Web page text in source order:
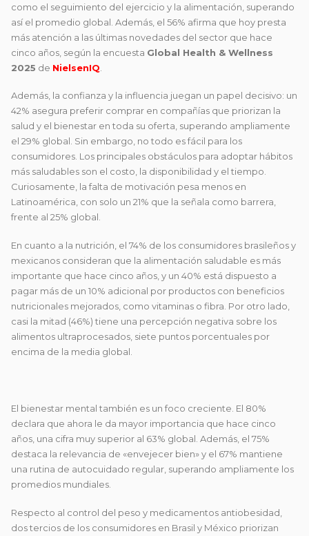
como el seguimiento del ejercicio y la alimentación, superando
así el promedio global. Además, el 56% afirma que hoy presta
más atención a las últimas novedades del sector que hace
cinco años, según la encuesta Global Health & Wellness
2025 de NielsenIQ
Además, la confianza y la influencia juegan un papel decisivo: un
42% asegura preferir comprar en compañías que priorizan la
salud y el bienestar en toda su oferta, superando ampliamente
el 29% global. Sin embargo, no todo es fácil para los
consumidores. Los principales obstáculos para adoptar hábitos
más saludables son el costo, la disponibilidad y el tiempo.
Curiosamente, la falta de motivación pesa menos en
Latinoamérica, con solo un 21% que la señala como barrera,
frente al 25% global.
En cuanto a la nutrición, el 74% de los consumidores brasileños y
mexicanos consideran que la alimentación saludable es más
importante que hace cinco años, y un 40% está dispuesto a
pagar más de un 10% adicional por productos con beneficios
nutricionales mejorados, como vitaminas o fibra. Por otro lado,
casi la mitad (46%) tiene una percepción negativa sobre los
alimentos ultraprocesados, siete puntos porcentuales por
encima de la media global.
El bienestar mental también es un foco creciente. El 80%
declara que ahora le da mayor importancia que hace cinco
años, una cifra muy superior al 63% global. Además, el 75%
destaca la relevancia de «envejecer bien» y el 67% mantiene
una rutina de autocuidado regular, superando ampliamente los
promedios mundiales.
Respecto al control del peso y medicamentos antiobesidad,
dos tercios de los consumidores en Brasil y México priorizan